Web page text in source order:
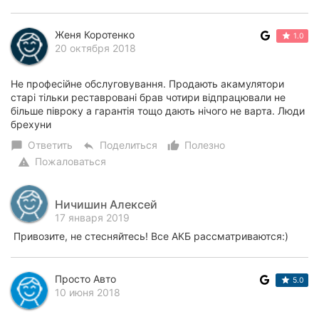
Женя Коротенко
20 октября 2018
1.0
Не професійне обслуговування. Продають акамулятори
старі тільки реставровані брав чотири відпрацювали не
більше півроку а гарантія тощо дають нічого не варта. Люди
брехуни
chat_bubble Ответить reply Поделиться thumb_up_alt
Полезно
warning Пожаловаться
Ничишин Алексей
17 января 2019
Привозите, не стесняйтесь! Все АКБ рассматриваются:)
Просто Авто
10 июня 2018
5.0